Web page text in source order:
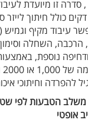
, סדרה זו מיועדת
כולל חיתוך לייזר
עיבוד מקיף וגמיש
נוספת, באמצעות
להפרדה וחיתוכי
משלב הטבעות לפי
אופטי